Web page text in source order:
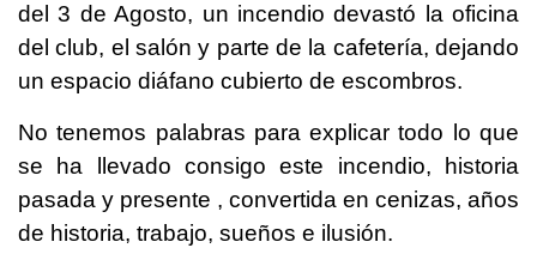
del 3 de Agosto, un incendio devastó la oficina
del club, el salón y parte de la cafetería, dejando
un espacio diáfano cubierto de escombros.
No tenemos palabras para explicar todo lo que
se ha llevado consigo este incendio, historia
pasada y presente , convertida en cenizas, años
de historia, trabajo, sueños e ilusión.